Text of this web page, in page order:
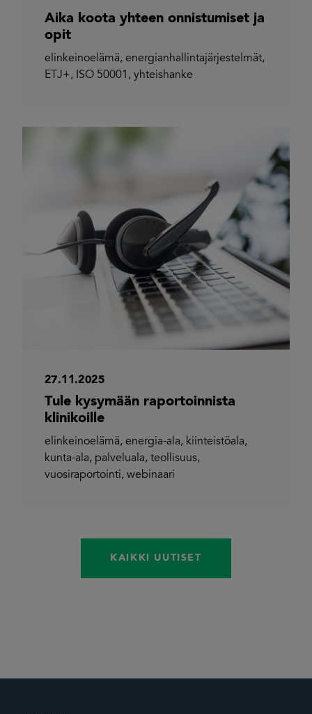
Aika koota yhteen onnistumiset ja
opit
elinkeinoelämä, energianhallintajärjestelmät,
ETJ+, ISO 50001 , yhteishanke
27.11.2025
Tule kysymään raportoinnista
klinikoille
elinkeinoelämä, energia-ala, kiinteistöala,
kunta-ala, palveluala, teollisuus,
vuosiraportointi, webinaari
KAIKKI UUTISET